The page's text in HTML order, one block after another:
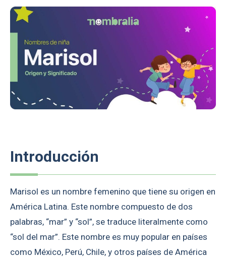
Introducción
Marisol es un nombre femenino que tiene su origen en
América Latina. Este nombre compuesto de dos
palabras, “mar” y “sol”, se traduce literalmente como
“sol del mar”. Este nombre es muy popular en países
como México, Perú, Chile, y otros países de América